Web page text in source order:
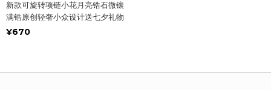
新款可旋转项链小花月亮锆石微镶
满锆原创轻奢小众设计送七夕礼物
¥670